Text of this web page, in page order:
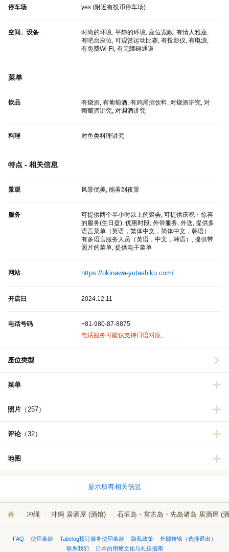
停车场 yes (附近有投币停车场)
空间、设备
时尚的环境, 平静的环境, 座位宽敞, 有情人雅座,
有吧台座位, 可观赏运动比赛, 有投影仪, 有电源,
有免费Wi-Fi, 有无障碍通道
菜单
饮品
有烧酒, 有葡萄酒, 有鸡尾酒饮料, 对烧酒讲究, 对
葡萄酒讲究, 对调酒讲究
料理 对鱼类料理讲究
特点 - 相关信息
景观 风景优美, 能看到夜景
服务
可提供两个半小时以上的聚会, 可提供庆祝・惊喜
的服务(生日盘), 优惠时段, 外带服务, 外送, 提供多
语言菜单（英语，繁体中文，简体中文，韩语）,
有多语言服务人员（英语，中文，韩语）, 提供带
照片的菜单, 提供电子菜单
网站 https://okinawa-yutashiku.com/
开店日 2024.12.11
电话号码
+81-980-87-8875
电话服务可能仅支持日语对应。
座位类型
菜单
照片 （257）
评论（32）
地图
显示所有相关信息
冲绳 冲绳 居酒屋 (酒馆) 石垣岛・宫古岛・先岛诸岛 居酒屋 (
FAQ 使用条款 Tabelog预订服务使用条款 隐私政策
外部传输（选择退出）
联系我们
日本的用餐文化与礼仪指南